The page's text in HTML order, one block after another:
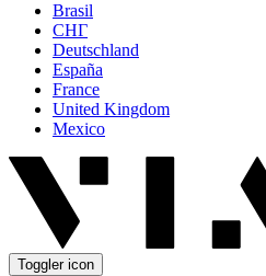
Brasil
СНГ
Deutschland
España
France
United Kingdom
Mexico
Toggler icon